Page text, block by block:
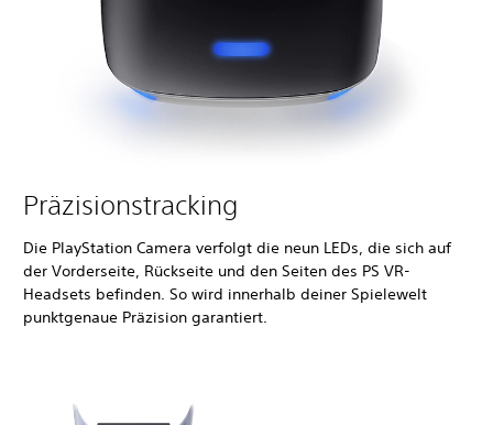
Präzisionstracking
Die PlayStation Camera verfolgt die neun LEDs, die sich auf
der Vorderseite, Rückseite und den Seiten des PS VR-
Headsets befinden. So wird innerhalb deiner Spielewelt
punktgenaue Präzision garantiert.